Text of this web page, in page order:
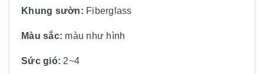
Khung sườn: Fiberglass
Màu sắc: màu như hình
Sức gió: 2~4